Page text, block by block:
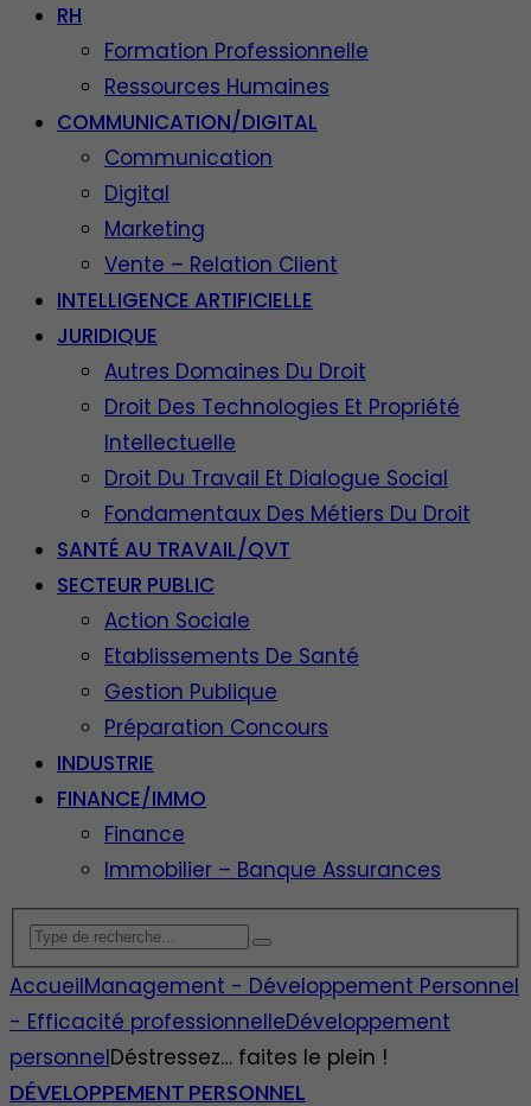
RH
Formation Professionnelle
Ressources Humaines
COMMUNICATION/DIGITAL
Communication
Digital
Marketing
Vente – Relation Client
INTELLIGENCE ARTIFICIELLE
JURIDIQUE
Autres Domaines Du Droit
Droit Des Technologies Et Propriété
Intellectuelle
Droit Du Travail Et Dialogue Social
Fondamentaux Des Métiers Du Droit
SANTÉ AU TRAVAIL/QVT
SECTEUR PUBLIC
Action Sociale
Etablissements De Santé
Gestion Publique
Préparation Concours
INDUSTRIE
FINANCE/IMMO
Finance
Immobilier – Banque Assurances
AccueilManagement - Développement Personnel
- Efficacité professionnelleDéveloppement
personnelDéstressez… faites le plein !
DÉVELOPPEMENT PERSONNEL